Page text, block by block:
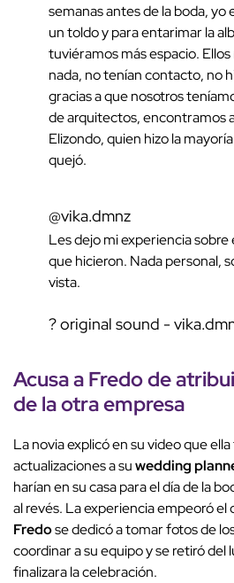
semanas antes de la boda, yo
un toldo y para entarimar la
tuviéramos más espacio.
nada, no tenían contacto, no
gracias a que nosotros
de arquitectos, encontramos
Elizondo, quien hizo la
quejó.
@vika.dmnz
Les dejo mi experiencia sobre
que hicieron. Nada personal,
vista.
? original sound -
Acusa a Fredo de
de la otra empresa
La novia explicó en su video que
actualizaciones a suwedding
harían en su casa para el día de la
al revés. La experiencia empeoró
Fredose dedicó a tomar fotos de
coordinar a su equipo y se retiró del
finalizara la celebración.